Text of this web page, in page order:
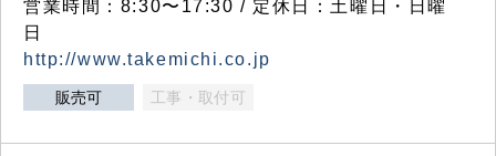
営業時間：8:30〜17:30 / 定休日：土曜日・日曜
日
http://www.takemichi.co.jp
販売可 工事・取付可